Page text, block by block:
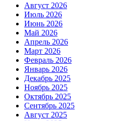
Август 2026
Июль 2026
Июнь 2026
Май 2026
Апрель 2026
Март 2026
Февраль 2026
Январь 2026
Декабрь 2025
Ноябрь 2025
Октябрь 2025
Сентябрь 2025
Август 2025